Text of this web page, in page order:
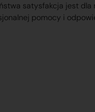
satysfakcja jest
pomocy i